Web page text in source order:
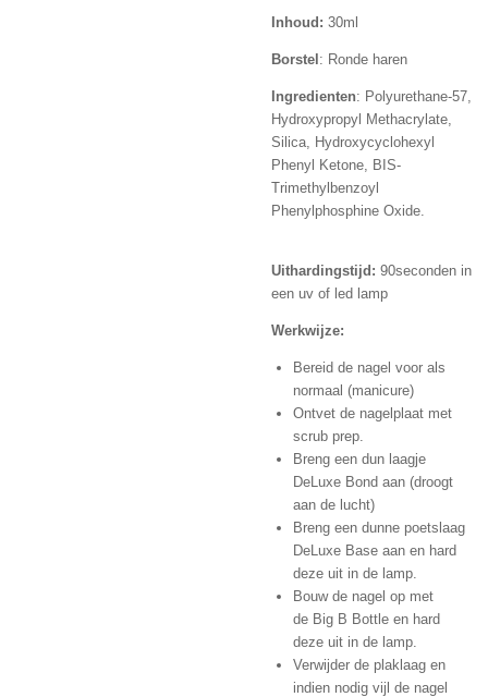
Inhoud: 30ml
Borstel: Ronde haren
Ingredienten: Polyurethane-57,
Hydroxypropyl Methacrylate,
Silica, Hydroxycyclohexyl
Phenyl Ketone, BIS-
Trimethylbenzoyl
Phenylphosphine Oxide.
Uithardingstijd: 90seconden in
een uv of led lamp
Werkwijze:
Bereid de nagel voor als
normaal (manicure)
Ontvet de nagelplaat met
scrub prep.
Breng een dun laagje
DeLuxe Bond aan (droogt
aan de lucht)
Breng een dunne poetslaag
DeLuxe Base aan en hard
deze uit in de lamp.
Bouw de nagel op met
de Big B Bottle en hard
deze uit in de lamp.
Verwijder de plaklaag en
indien nodig vijl de nagel